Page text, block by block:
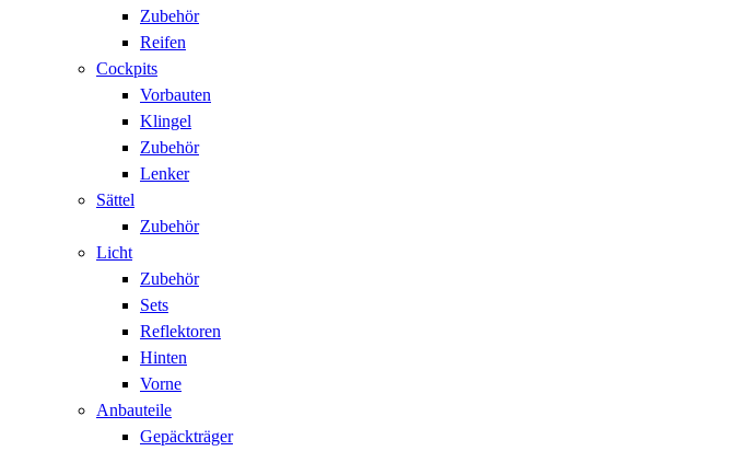
Zubehör
Reifen
Cockpits
Vorbauten
Klingel
Zubehör
Lenker
Sättel
Zubehör
Licht
Zubehör
Sets
Reflektoren
Hinten
Vorne
Anbauteile
Gepäckträger